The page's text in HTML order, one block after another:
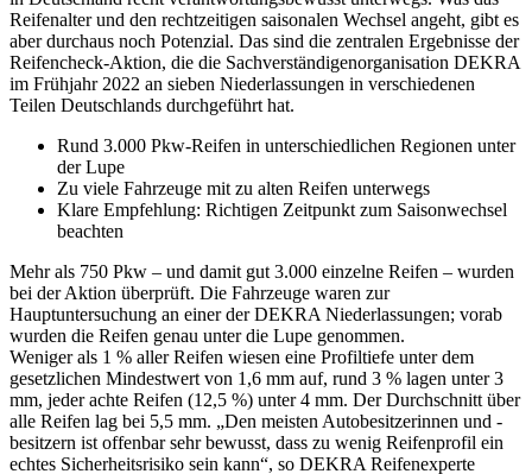
Reifenalter und den rechtzeitigen saisonalen Wechsel angeht, gibt es
aber durchaus noch Potenzial. Das sind die zentralen Ergebnisse der
Reifencheck-Aktion, die die Sachverständigenorganisation DEKRA
im Frühjahr 2022 an sieben Niederlassungen in verschiedenen
Teilen Deutschlands durchgeführt hat.
Rund 3.000 Pkw-Reifen in unterschiedlichen Regionen unter
der Lupe
Zu viele Fahrzeuge mit zu alten Reifen unterwegs
Klare Empfehlung: Richtigen Zeitpunkt zum Saisonwechsel
beachten
Mehr als 750 Pkw – und damit gut 3.000 einzelne Reifen – wurden
bei der Aktion überprüft. Die Fahrzeuge waren zur
Hauptuntersuchung an einer der DEKRA Niederlassungen; vorab
wurden die Reifen genau unter die Lupe genommen.
Weniger als 1 % aller Reifen wiesen eine Profiltiefe unter dem
gesetzlichen Mindestwert von 1,6 mm auf, rund 3 % lagen unter 3
mm, jeder achte Reifen (12,5 %) unter 4 mm. Der Durchschnitt über
alle Reifen lag bei 5,5 mm. „Den meisten Autobesitzerinnen und -
besitzern ist offenbar sehr bewusst, dass zu wenig Reifenprofil ein
echtes Sicherheitsrisiko sein kann“, so DEKRA Reifenexperte